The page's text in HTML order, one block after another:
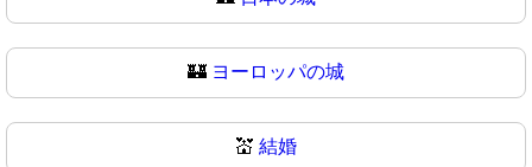
🏰 ヨーロッパの城
💒 結婚